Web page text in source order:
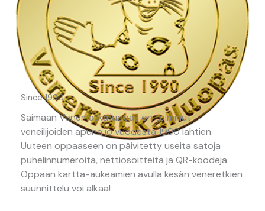
Since 1990
Saimaan Venematkailuopas on toiminut
veneilijöiden apuna jo vuodesta 1990 lähtien.
Uuteen oppaaseen on päivitetty useita satoja
puhelinnumeroita, nettiosoitteita ja QR-koodeja.
Oppaan kartta-aukeamien avulla kesän veneretkien
suunnittelu voi alkaa!